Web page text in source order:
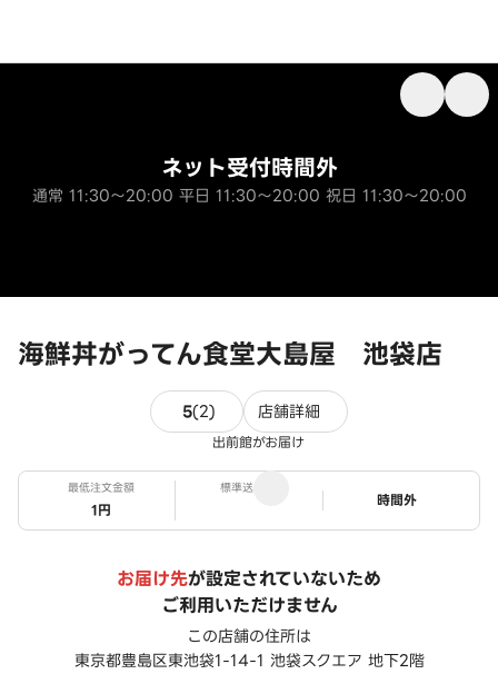
海鮮丼がってん食堂大島屋 池袋店
ネット受付時間外
通常 11:30～20:00 平日 11:30～20:00 祝日 11:30～20:00
5(2) 2件のレビュー
店舗詳細
出前館がお届け
最低注文金額
1円
標準送料
ステータス
時間外
お届け先が設定されていないため
ご利用いただけません
この店舗の住所は
東京都豊島区東池袋1-14-1 池袋スクエア 地下2階